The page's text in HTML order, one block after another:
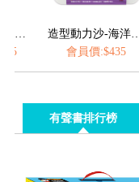
造型動力沙-海洋&城堡
:$435
會員價:$675
有聲書排行榜